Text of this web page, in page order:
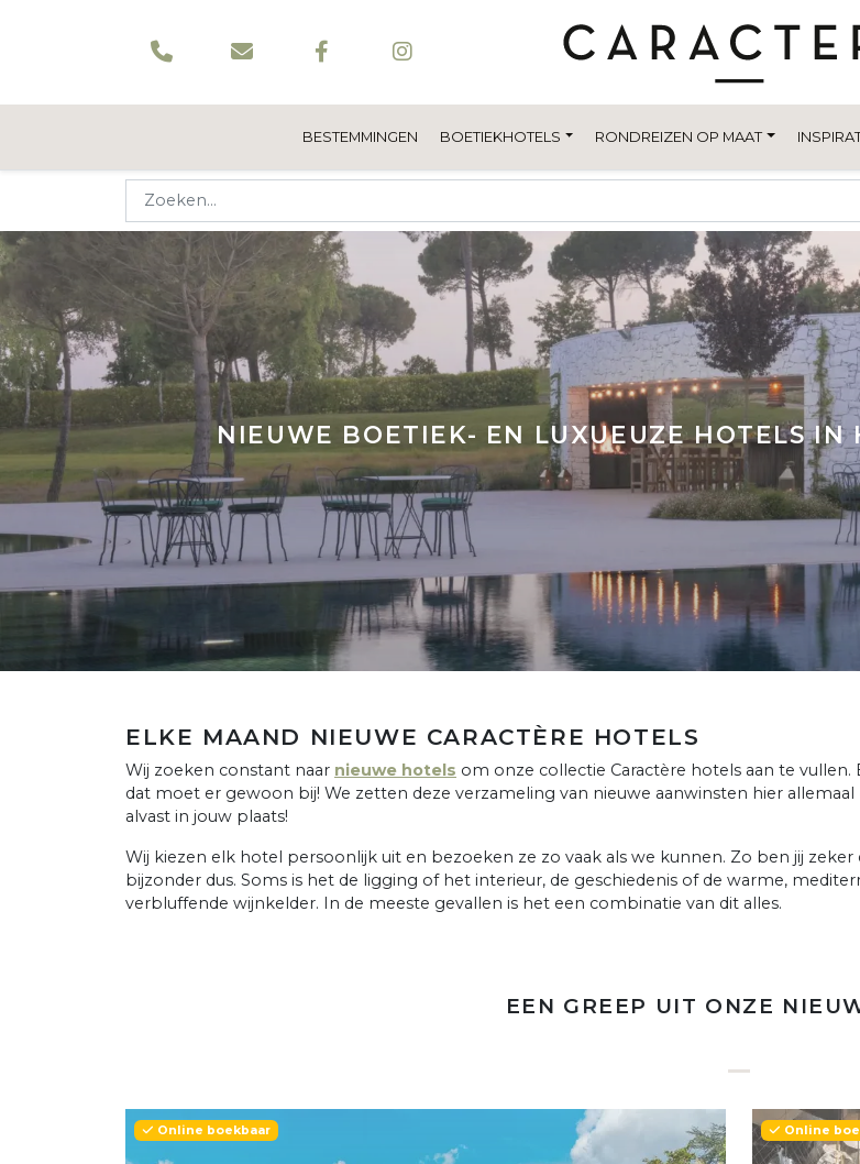
BESTEMMINGEN BOETIEKHOTELS RONDREIZEN OP MAAT
NIEUWE BOETIEK- EN LUXUEUZE HOTELS IN
ELKE MAAND NIEUWE CARACTÈRE HOTELS
Wij zoeken constant naar nieuwe hotels om onze collectie Caractère hotels aan te
dat moet er gewoon bij! We zetten deze verzameling van nieuwe aanwinsten hier
alvast in jouw plaats!
Wij kiezen elk hotel persoonlijk uit en bezoeken ze zo vaak als we kunnen. Zo ben jij
bijzonder dus. Soms is het de ligging of het interieur, de geschiedenis of de warme,
verbluffende wijnkelder. In de meeste gevallen is het een combinatie van dit alles.
EEN GREEP UIT ONZE
Online boekbaar Online